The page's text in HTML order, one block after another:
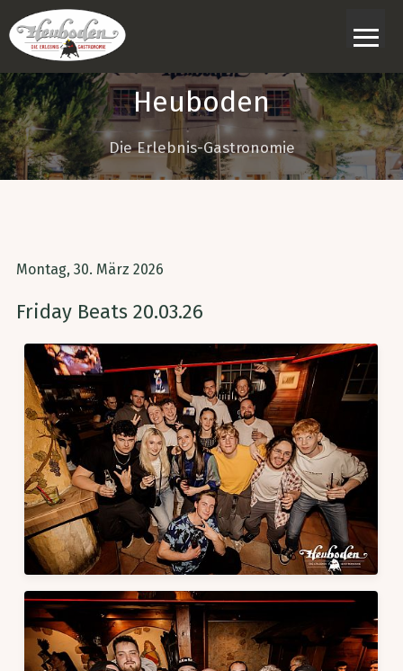
Heuboden
Die Erlebnis-Gastronomie
Montag, 30. März 2026
Friday Beats 20.03.26
≡